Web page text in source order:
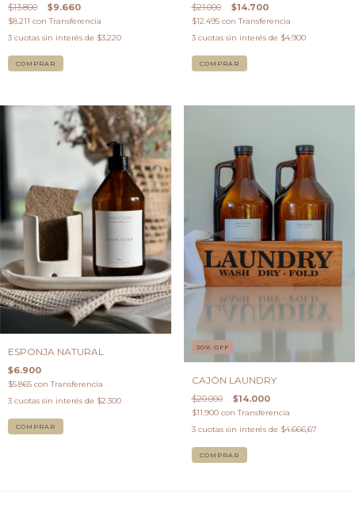
$13.800 $9.660
$8.211 con Transferencia
3 cuotas sin interés de $3.220
$21.000 $14.700
$12.495 con Transferencia
3 cuotas sin interés de $4.900
COMPRAR
ESPONJA NATURAL
$6.900
$5.865 con Transferencia
3 cuotas sin interés de $2.300
30% OFF
CAJÓN LAUNDRY
$20.000 $14.000
$11.900 con Transferencia
3 cuotas sin interés de $4.666,67
COMPRAR